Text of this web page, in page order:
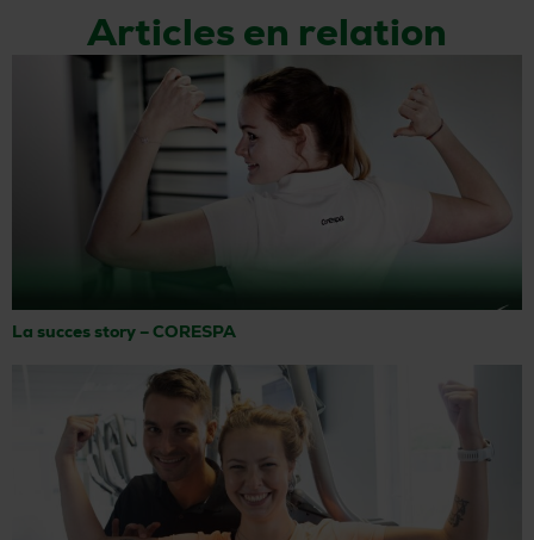
Articles en relation
La succes story – CORESPA